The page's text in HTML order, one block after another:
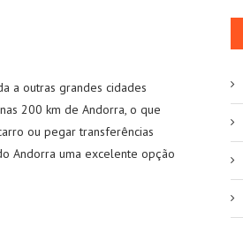
a outras grandes cidades
200 km de Andorra, o que
ou pegar transferências
Andorra uma excelente opção